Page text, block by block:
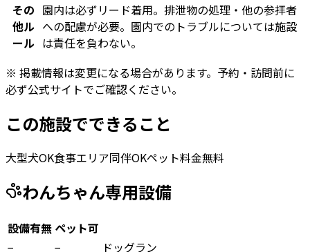
その
他ル
ール
園内は必ずリード着用。排泄物の処理・他の参拝者
への配慮が必要。園内でのトラブルについては施設
は責任を負わない。
※ 掲載情報は変更になる場合があります。予約・訪問前に
必ず公式サイトでご確認ください。
この施設でできること
大型犬OK食事エリア同伴OKペット料金無料
わんちゃん専用設備
設備有無 ペット可
−
−
ドッグラン